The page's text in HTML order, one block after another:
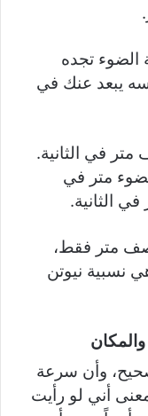
تجده
يبعد عنك في
في الثانية.
متر في
الثانية.
متر فقط،
نسبية نيوتن
وأن سرعة
أني لو رأيت